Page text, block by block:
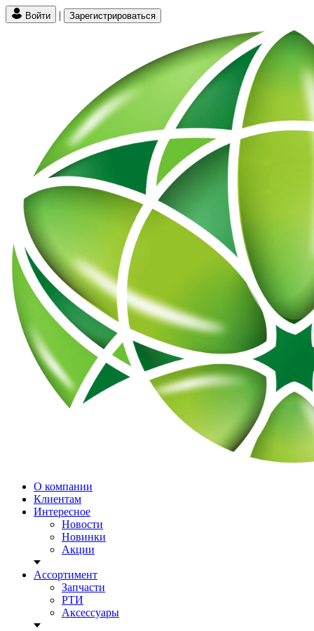
Войти | Зарегистрироваться
О компании
Клиентам
Интересное
Новости
Новинки
Акции
Ассортимент
Запчасти
РТИ
Аксессуары